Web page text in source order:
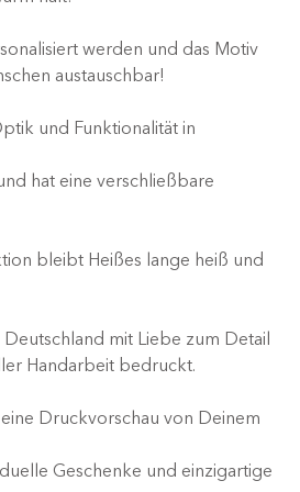
werden und das Motiv
austauschbar!
und Funktionalität in
hat eine verschließbare
bleibt Heißes lange heiß und
mit Liebe zum Detail
Handarbeit bedruckt.
Druckvorschau von Deinem
Geschenke und einzigartige